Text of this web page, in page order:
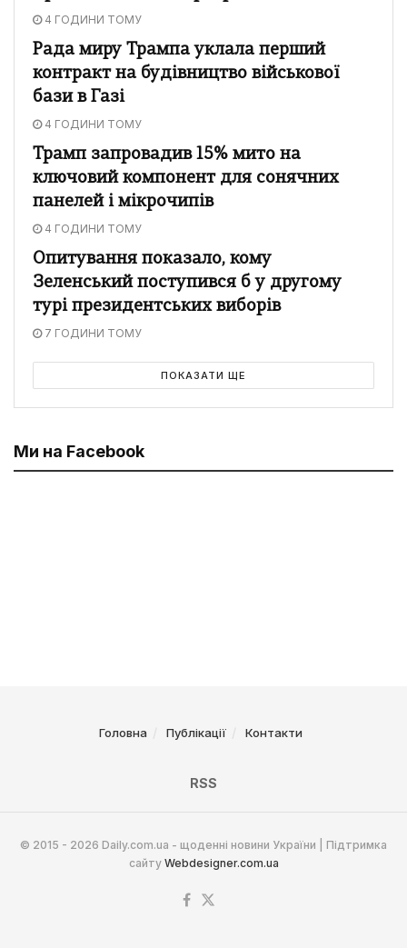
4 ГОДИНИ ТОМУ
Рада миру Трампа уклала перший
контракт на будівництво військової
бази в Газі
4 ГОДИНИ ТОМУ
Трамп запровадив 15% мито на
ключовий компонент для сонячних
панелей і мікрочипів
4 ГОДИНИ ТОМУ
Опитування показало, кому
Зеленський поступився б у другому
турі президентських виборів
7 ГОДИНИ ТОМУ
ПОКАЗАТИ ЩЕ
Ми на Facebook
Головна Публікації Контакти
RSS
© 2015 - 2026 Daily.com.ua - щоденні новини України | Підтримка
сайту Webdesigner.com.ua